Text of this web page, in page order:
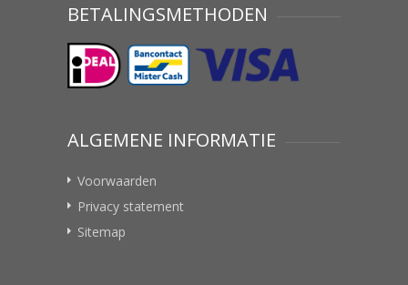
BETALINGSMETHODEN
ALGEMENE INFORMATIE
Voorwaarden
Privacy statement
Sitemap